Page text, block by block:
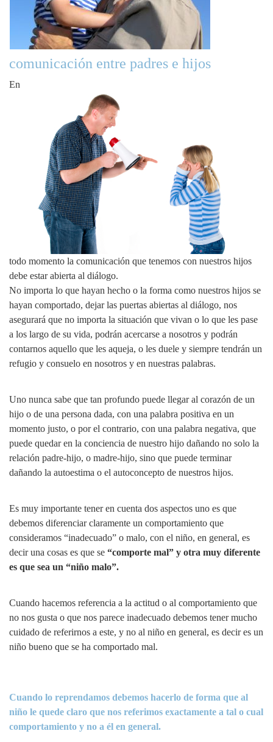
comunicación entre padres e hijos
En
todo momento la comunicación que tenemos con nuestros hijos
debe estar abierta al diálogo.
No importa lo que hayan hecho o la forma como nuestros hijos se
hayan comportado, dejar las puertas abiertas al diálogo, nos
asegurará que no importa la situación que vivan o lo que les pase
a los largo de su vida, podrán acercarse a nosotros y podrán
contarnos aquello que les aqueja, o les duele y siempre tendrán un
refugio y consuelo en nosotros y en nuestras palabras.
Uno nunca sabe que tan profundo puede llegar al corazón de un
hijo o de una persona dada, con una palabra positiva en un
momento justo, o por el contrario, con una palabra negativa, que
puede quedar en la conciencia de nuestro hijo dañando no solo la
relación padre-hijo, o madre-hijo, sino que puede terminar
dañando la autoestima o el autoconcepto de nuestros hijos.
Es muy importante tener en cuenta dos aspectos uno es que
debemos diferenciar claramente un comportamiento que
consideramos “inadecuado” o malo, con el niño, en general, es
decir una cosas es que se “comporte mal” y otra muy diferente
es que sea un “niño malo”.
Cuando hacemos referencia a la actitud o al comportamiento que
no nos gusta o que nos parece inadecuado debemos tener mucho
cuidado de referirnos a este, y no al niño en general, es decir es un
niño bueno que se ha comportado mal.
Cuando lo reprendamos debemos hacerlo de forma que al
niño le quede claro que nos referimos exactamente a tal o cual
comportamiento y no a él en general.